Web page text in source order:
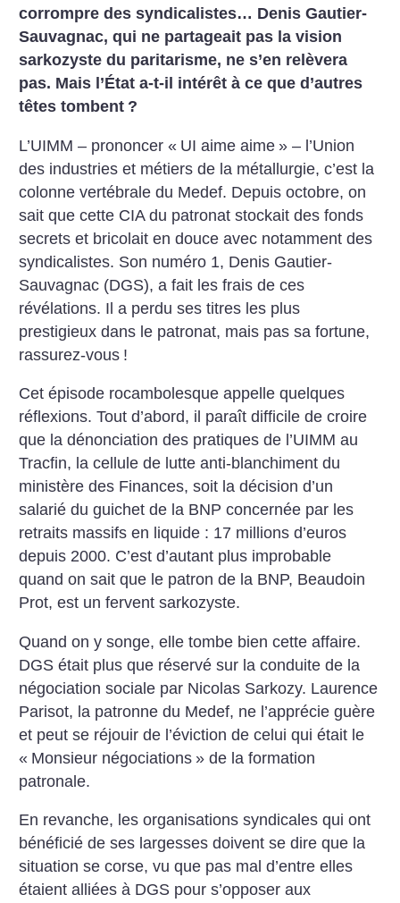
corrompre des syndicalistes… Denis Gautier-
Sauvagnac, qui ne partageait pas la vision
sarkozyste du paritarisme, ne s’en relèvera
pas. Mais l’État a-t-il intérêt à ce que d’autres
têtes tombent ?
L’UIMM – prononcer « UI aime aime » – l’Union
des industries et métiers de la métallurgie, c’est la
colonne vertébrale du Medef. Depuis octobre, on
sait que cette CIA du patronat stockait des fonds
secrets et bricolait en douce avec notamment des
syndicalistes. Son numéro 1, Denis Gautier-
Sauvagnac (DGS), a fait les frais de ces
révélations. Il a perdu ses titres les plus
prestigieux dans le patronat, mais pas sa fortune,
rassurez-vous !
Cet épisode rocambolesque appelle quelques
réflexions. Tout d’abord, il paraît difficile de croire
que la dénonciation des pratiques de l’UIMM au
Tracfin, la cellule de lutte anti-blanchiment du
ministère des Finances, soit la décision d’un
salarié du guichet de la BNP concernée par les
retraits massifs en liquide : 17 millions d’euros
depuis 2000. C’est d’autant plus improbable
quand on sait que le patron de la BNP, Beaudoin
Prot, est un fervent sarkozyste.
Quand on y songe, elle tombe bien cette affaire.
DGS était plus que réservé sur la conduite de la
négociation sociale par Nicolas Sarkozy. Laurence
Parisot, la patronne du Medef, ne l’apprécie guère
et peut se réjouir de l’éviction de celui qui était le
« Monsieur négociations » de la formation
patronale.
En revanche, les organisations syndicales qui ont
bénéficié de ses largesses doivent se dire que la
situation se corse, vu que pas mal d’entre elles
étaient alliées à DGS pour s’opposer aux